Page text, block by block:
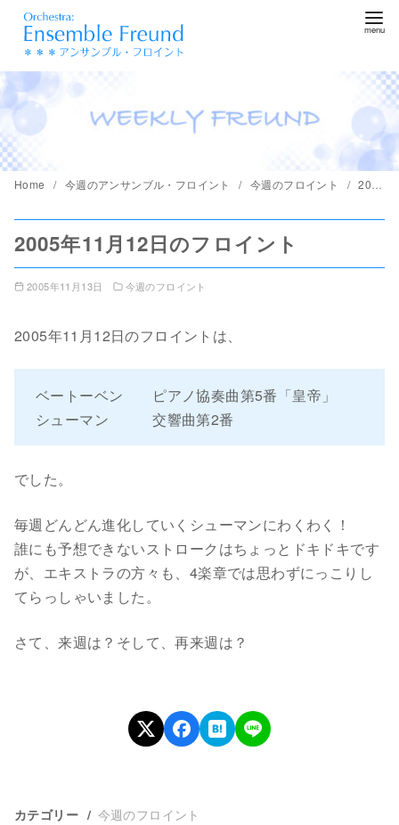
ツ
へ
移
Home 今週のアンサンブル・フロイント 今週のフロイント 2005年11月12日のフロイント
2005年11月12日のフロイント
2005年11月13日 今週のフロイント
2005年11月12日のフロイントは、
ベートーベン ピアノ協奏曲第5番「皇帝」
シューマン 交響曲第2番
でした。
毎週どんどん進化していくシューマンにわくわく！
誰にも予想できないストロークはちょっとドキドキです
が、エキストラの方々も、4楽章では思わずにっこりし
てらっしゃいました。
さて、来週は？そして、再来週は？
カテゴリー 今週のフロイント